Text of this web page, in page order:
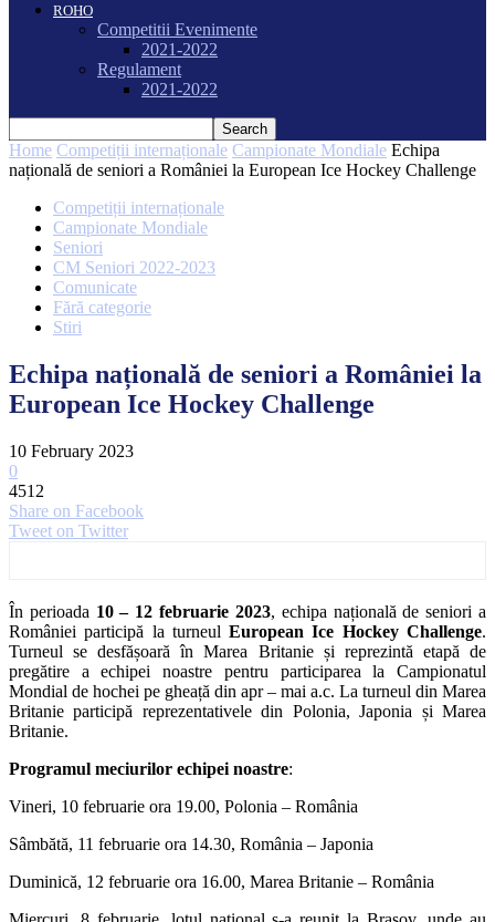
ROHO
Competitii Evenimente
2021-2022
Regulament
2021-2022
Home Competiții internaționale Campionate Mondiale Echipa
națională de seniori a României la European Ice Hockey Challenge
Competiții internaționale
Campionate Mondiale
Seniori
CM Seniori 2022-2023
Comunicate
Fără categorie
Stiri
Echipa națională de seniori a României la
European Ice Hockey Challenge
10 February 2023
0
4512
Share on Facebook
Tweet on Twitter
În perioada 10 – 12 februarie 2023, echipa națională de seniori a
României participă la turneulEuropean Ice Hockey Challenge.
Turneul se desfășoară în Marea Britanie și reprezintă etapă de
pregătire a echipei noastre pentru participarea la Campionatul
Mondial de hochei pe gheață din apr – mai a.c. La turneul din Marea
Britanie participă reprezentativele din Polonia, Japonia și Marea
Britanie.
Programul meciurilor echipei noastre:
Vineri, 10 februarie ora 19.00, Polonia – România
Sâmbătă, 11 februarie ora 14.30, România – Japonia
Duminică, 12 februarie ora 16.00, Marea Britanie – România